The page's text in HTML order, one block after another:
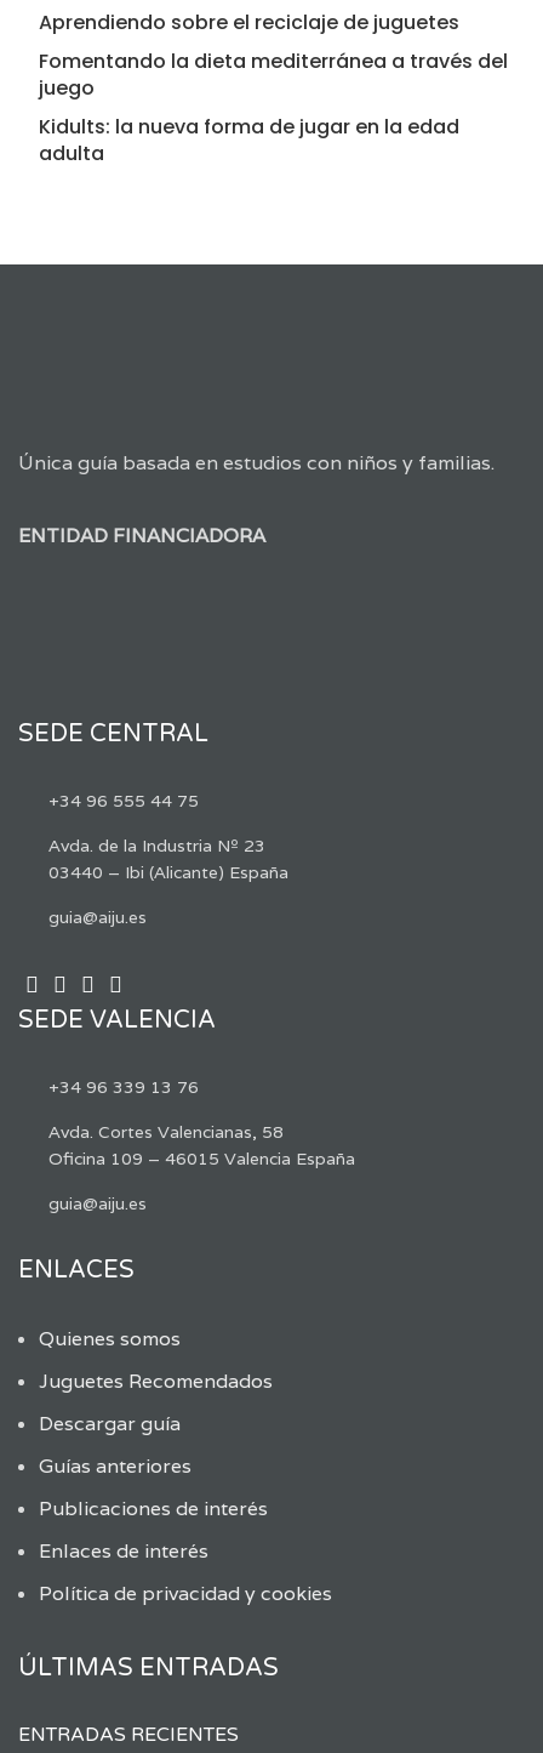
Aprendiendo sobre el reciclaje de juguetes
Fomentando la dieta mediterránea a través del
juego
Kidults: la nueva forma de jugar en la edad
adulta
Única guía basada en estudios con niños y familias.
ENTIDAD FINANCIADORA
SEDE CENTRAL
+34 96 555 44 75
Avda. de la Industria Nº 23
03440 – Ibi (Alicante) España
guia@aiju.es
SEDE VALENCIA
+34 96 339 13 76
Avda. Cortes Valencianas, 58
Oficina 109 – 46015 Valencia España
guia@aiju.es
ENLACES
Quienes somos
Juguetes Recomendados
Descargar guía
Guías anteriores
Publicaciones de interés
Enlaces de interés
Política de privacidad y cookies
ÚLTIMAS ENTRADAS
ENTRADAS RECIENTES